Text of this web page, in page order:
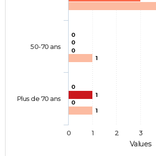
Values
0
0
0
1
0
0
1
1
50-70 ans
Plus de 70 ans
0 1 2 3